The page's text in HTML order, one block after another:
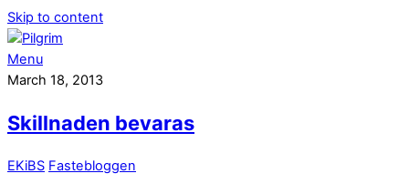
Skip to content
Menu
March 18, 2013
Skillnaden bevaras
EKiBS Fastebloggen